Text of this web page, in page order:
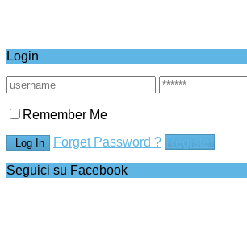
Login
Remember Me
Forget Password ?
Seguici su Facebook